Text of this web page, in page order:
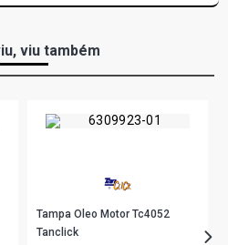
SEDAN 1.0 8V ZETEC
1.6 8V ZETEC ROCAM FLEX
viu também
Tampa Oleo Motor Tc4052
Tanclick